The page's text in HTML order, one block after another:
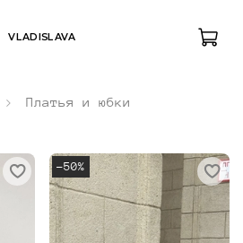
VLADISLAVA
Платья и юбки
-50%